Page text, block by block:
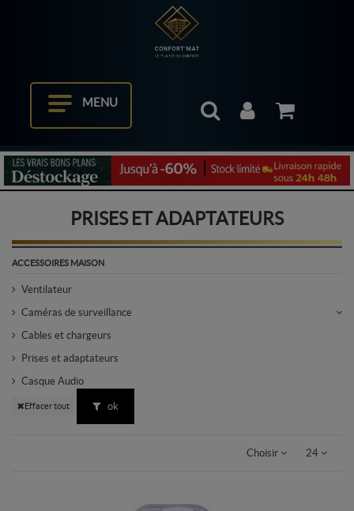
MENU
PRISES ET ADAPTATEURS
ACCESSOIRES MAISON
Ventilateur
Caméras de surveillance
Cables et chargeurs
Prises et adaptateurs
Casque Audio
Effacer tout ok
Choisir 24